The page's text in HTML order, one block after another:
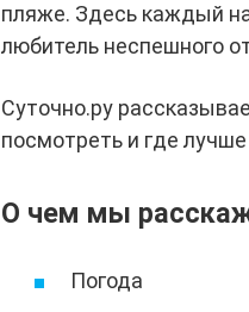
пляже. Здесь каждый
любитель неспешного
Суточно.ру
посмотреть и где
О чем мы
Погода